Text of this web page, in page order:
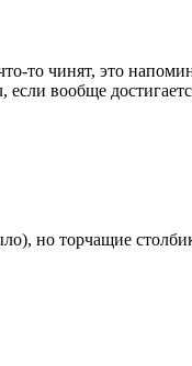
то чинят, это
если вообще
но торчащие